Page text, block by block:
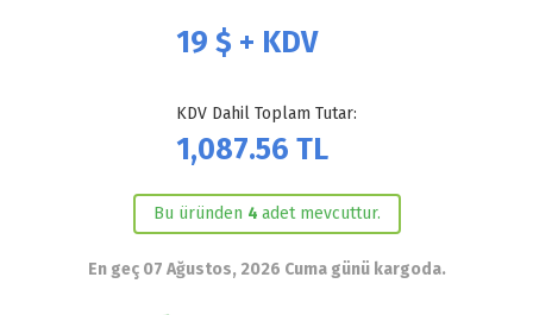
19 $ + KDV
KDV Dahil Toplam Tutar:
1,087.56 TL
Bu üründen 4 adet mevcuttur.
En geç 07 Ağustos, 2026 Cuma günü kargoda.